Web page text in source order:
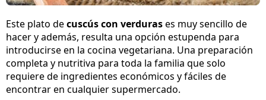
Este plato decuscús con verdurases muy sencillo de
hacer y además, resulta una opción estupenda para
introducirse en la cocina vegetariana. Una preparación
completa y nutritiva para toda la familia que solo
requiere de ingredientes económicos y fáciles de
encontrar en cualquier supermercado.